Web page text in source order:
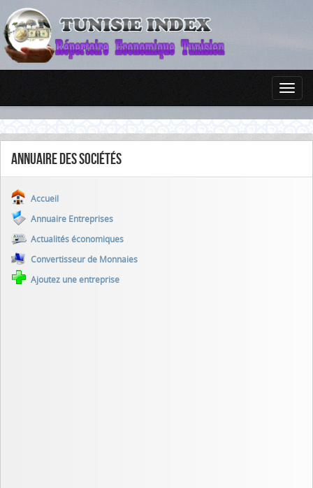
Annuaire des sociétés
Accueil
Annuaire Entreprises
Actualités économiques
Convertisseur de Monnaies
Ajoutez une entreprise